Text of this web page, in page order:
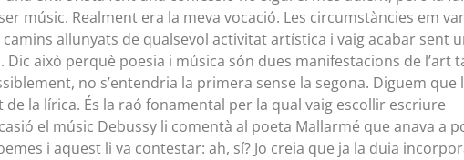
músic. Realment era la meva vocació. Les circumstàncies em
allunyats de qualsevol activitat artística i vaig acabar sent
Dic això perquè poesia i música són dues manifestacions de l’art
no s’entendria la primera sense la segona. Diguem que
la lírica. És la raó fonamental per la qual vaig escollir escriure
el músic Debussy li comentà al poeta Mallarmé que anava a
i aquest li va contestar: ah, sí? Jo creia que ja la duia